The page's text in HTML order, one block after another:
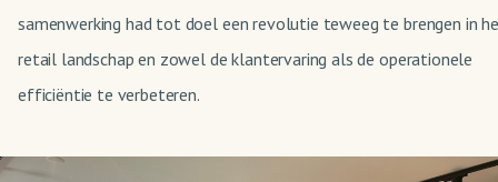
samenwerking had tot doel een revolutie teweeg te brengen in
retail landschap en zowel de klantervaring als de operationele
efficiëntie te verbeteren.